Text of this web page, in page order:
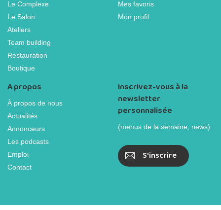
Le Complexe
Le Salon
Ateliers
Team building
Restauration
Boutique
Mes favoris
Mon profil
A propos
À propos de nous
Actualités
Annonceurs
Les podcasts
Emploi
Contact
Inscrivez-vous à la
newsletter
personnalisée
(menus de la semaine, news)
S'inscrire